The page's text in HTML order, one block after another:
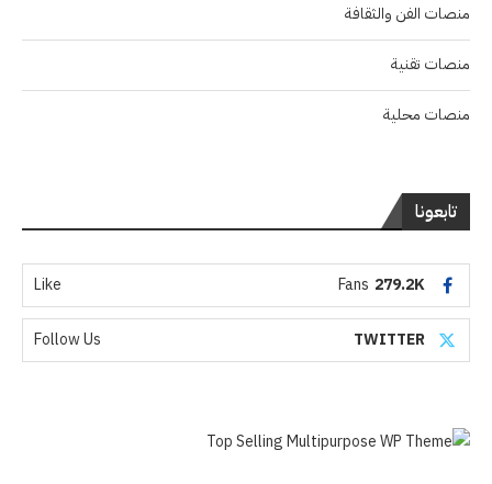
منصات الفن والثقافة
منصات تقنية
منصات محلية
تابعونا
279.2K
Fans
Like
TWITTER
Follow Us